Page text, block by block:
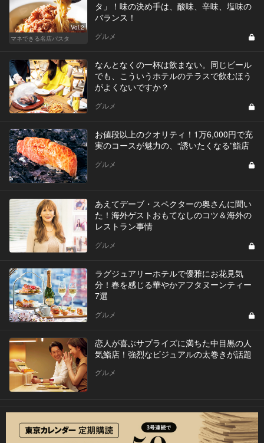
Vol.2
マネできる名店パスタ
タ」！味の決め手は、酸味、辛味、塩味の
バランス！
グルメ
なんとなくの一杯は飲まない。同じビール
でも、こういうホテルのテラスで飲むほう
がよくないですか？
グルメ
お値段以上のクオリティ！1万6,000円で充
実のコースが魅力の、“誘いたくなる”鮨店
グルメ
あえてデーブ・スペクターの奥さんに聞い
た！海外ゲストおもてなしのコツ＆海外の
レストラン事情
グルメ
ラグジュアリーホテルで優雅にお花見気
分！春を感じる華やかアフタヌーンティー
7選
グルメ
恋人が喜ぶサプライズに満ちた中目黒の人
気鮨店！強烈なビジュアルの太巻きが話題
グルメ